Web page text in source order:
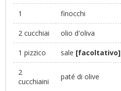
1 finocchi
2 cucchiai olio d'oliva
1 pizzico sale [facoltativo]
2
cucchiaini
paté di olive